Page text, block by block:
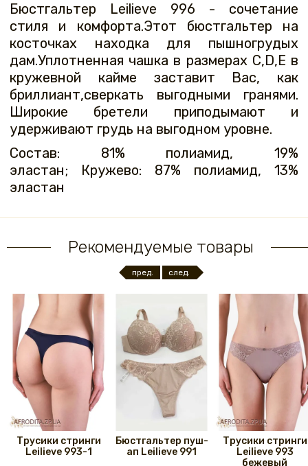
Бюстгальтер Leilieve 996 - сочетание
стиля и комфорта.Этот бюстгальтер на
косточках находка для пышногрудых
дам.Уплотненная чашка в размерах C,D,E в
кружевной кайме заставит Вас, как
бриллиант,сверкать выгодными гранями.
Широкие бретели приподымают и
удерживают грудь на выгодном уровне.
Состав: 81% полиамид, 19%
эластан; Кружево: 87% полиамид, 13%
эластан
Рекомендуемые товары
пред. след.
Трусики стринги
Leilieve 993-1
Бюстгальтер пуш-
ап Leilieve 991
Трусики стринги
Leilieve 993
бежевый